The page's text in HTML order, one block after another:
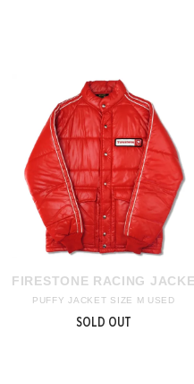
FIRESTONE RACING
PUFFY JACKET SIZE M USED
SOLD OUT